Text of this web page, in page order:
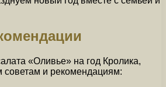
«Оливье» на год Кролика,
и рекомендациям: